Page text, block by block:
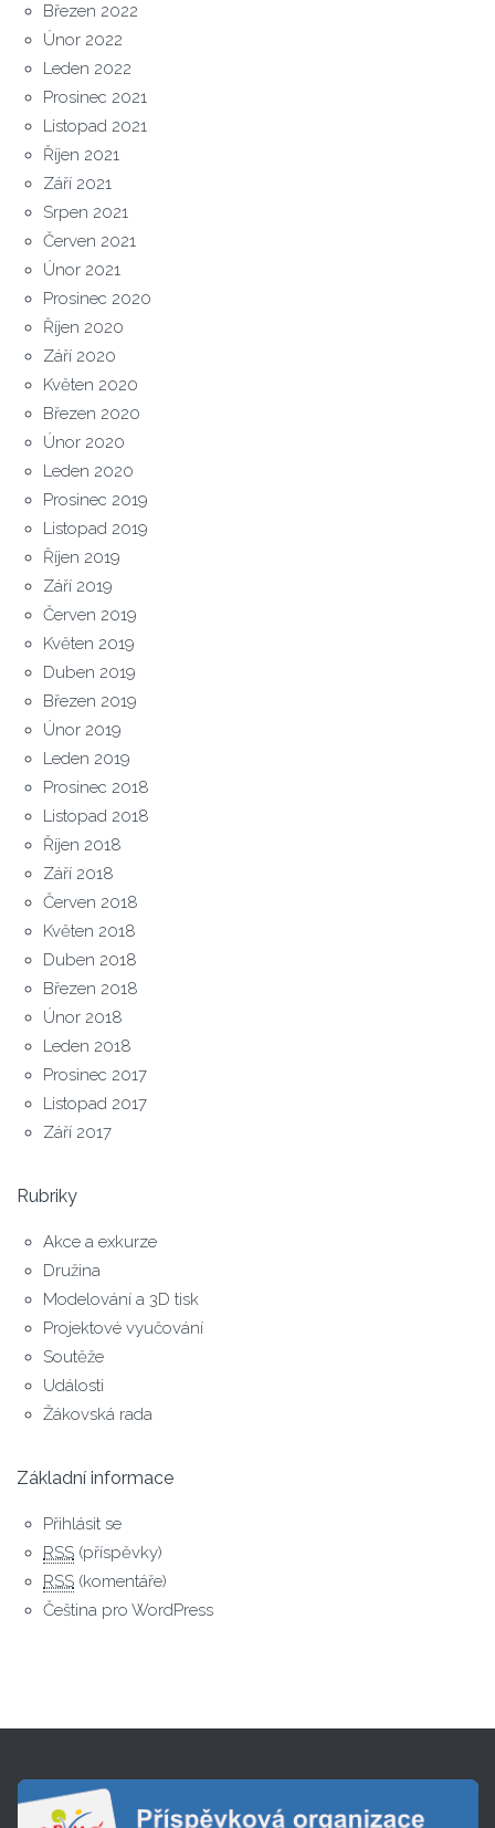
Březen 2022
Únor 2022
Leden 2022
Prosinec 2021
Listopad 2021
Říjen 2021
Září 2021
Srpen 2021
Červen 2021
Únor 2021
Prosinec 2020
Říjen 2020
Září 2020
Květen 2020
Březen 2020
Únor 2020
Leden 2020
Prosinec 2019
Listopad 2019
Říjen 2019
Září 2019
Červen 2019
Květen 2019
Duben 2019
Březen 2019
Únor 2019
Leden 2019
Prosinec 2018
Listopad 2018
Říjen 2018
Září 2018
Červen 2018
Květen 2018
Duben 2018
Březen 2018
Únor 2018
Leden 2018
Prosinec 2017
Listopad 2017
Září 2017
Rubriky
Akce a exkurze
Družina
Modelování a 3D tisk
Projektové vyučování
Soutěže
Události
Žákovská rada
Základní informace
Přihlásit se
RSS (příspěvky)
RSS (komentáře)
Čeština pro WordPress